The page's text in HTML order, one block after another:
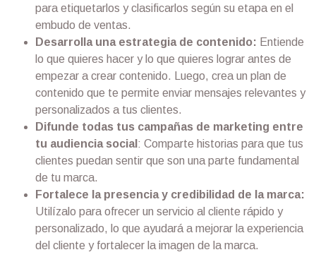
para etiquetarlos y clasificarlos según su etapa en el
embudo de ventas.
Desarrolla una estrategia de contenido: Entiende
lo que quieres hacer y lo que quieres lograr antes de
empezar a crear contenido. Luego, crea un plan de
contenido que te permite enviar mensajes relevantes y
personalizados a tus clientes.
Difunde todas tus campañas de marketing entre
tu audiencia social : Comparte historias para que tus
clientes puedan sentir que son una parte fundamental
de tu marca.
Fortalece la presencia y credibilidad de la marca:
Utilízalo para ofrecer un servicio al cliente rápido y
personalizado, lo que ayudará a mejorar la experiencia
del cliente y fortalecer la imagen de la marca.